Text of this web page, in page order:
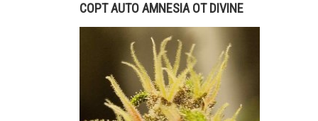
СОРТ AUTO AMNESIA ОТ DIVINE
SEEDS